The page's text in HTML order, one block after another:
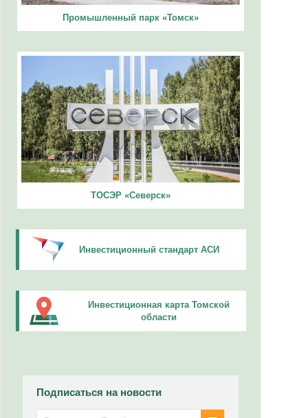
Промышленный парк «Томск»
ТОСЭР «Северск»
Инвестиционный стандарт АСИ
Инвестиционная карта Томской
области
Подписаться на новости